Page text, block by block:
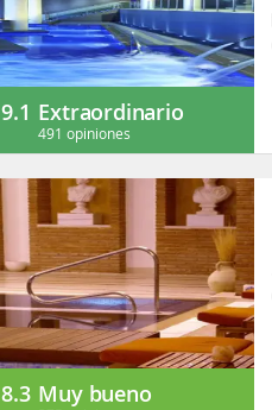
9.1 Extraordinario
491 opiniones
8.3 Muy bueno